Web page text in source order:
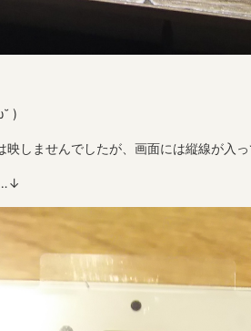
)
しませんでしたが、画面には縦線が入
…↓